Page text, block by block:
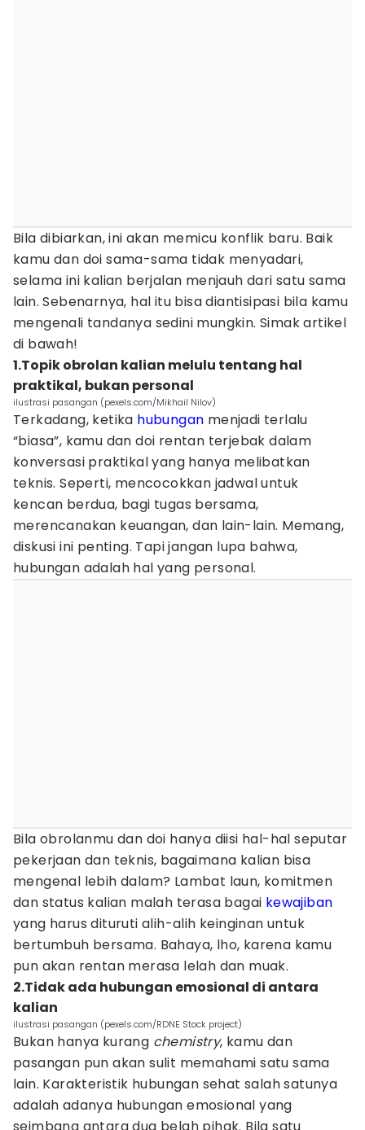
Bila dibiarkan, ini akan memicu konflik baru. Baik
kamu dan doi sama-sama tidak menyadari,
selama ini kalian berjalan menjauh dari satu sama
lain. Sebenarnya, hal itu bisa diantisipasi bila kamu
mengenali tandanya sedini mungkin. Simak artikel
di bawah!
1.Topik obrolan kalian melulu tentang hal
praktikal, bukan personal
ilustrasi pasangan (pexels.com/Mikhail Nilov)
Terkadang, ketika hubungan menjadi terlalu
“biasa”, kamu dan doi rentan terjebak dalam
konversasi praktikal yang hanya melibatkan
teknis. Seperti, mencocokkan jadwal untuk
kencan berdua, bagi tugas bersama,
merencanakan keuangan, dan lain-lain. Memang,
diskusi ini penting. Tapi jangan lupa bahwa,
hubungan adalah hal yang personal.
Bila obrolanmu dan doi hanya diisi hal-hal seputar
pekerjaan dan teknis, bagaimana kalian bisa
mengenal lebih dalam? Lambat laun, komitmen
dan status kalian malah terasa bagai kewajiban
yang harus dituruti alih-alih keinginan untuk
bertumbuh bersama. Bahaya, lho, karena kamu
pun akan rentan merasa lelah dan muak.
2.Tidak ada hubungan emosional di antara
kalian
ilustrasi pasangan (pexels.com/RDNE Stock project)
Bukan hanya kurang chemistry, kamu dan
pasangan pun akan sulit memahami satu sama
lain. Karakteristik hubungan sehat salah satunya
adalah adanya hubungan emosional yang